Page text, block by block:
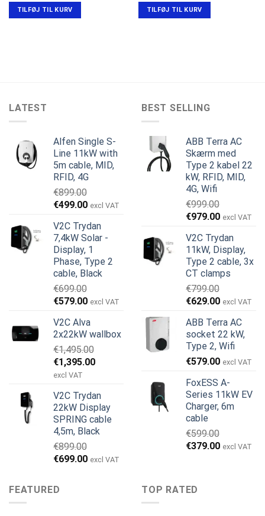
pris
var:
€659.00.€549.00.
TILFØJ TIL KURV TILFØJ TIL KURV
LATEST
Alfen Single S-
Line 11kW with
5m cable, MID,
RFID, 4G
€899.00
Den
pris
var:
€899.00.
€499.00Den
pris
er:
€499.00.
excl VAT
V2C Trydan
7,4kW Solar -
Display, 1
Phase, Type 2
cable, Black
€699.00
Den
pris
var:
€699.00.
€579.00Den
pris
er:
€579.00.
excl VAT
V2C Alva
2x22kW wallbox
€1,495.00
Den
oprindelige
var:
€1,495.00.
€1,395.00Den
er:
€1,395.00.
excl VAT
V2C Trydan
22kW Display
SPRING cable
4,5m, Black
€899.00
Den
var:
€699.00Den
excl VAT
BEST SELLING
ABB Terra AC
Skærm med
Type 2 kabel 22
kW, RFID, MID,
4G, Wifi
€999.00
Den
pris
var:
€999.00.
€979.00Den
pris
er:
€979.00.
excl VAT
V2C Trydan
11kW, Display,
Type 2 cable, 3x
CT clamps
€799.00
Den
pris
var:
€799.00.
€629.00Den
pris
er:
€629.00.
excl VAT
ABB Terra AC
socket 22 kW,
Type 2, Wifi
€579.00 excl VAT
FoxESS A-
Series 11kW EV
Charger, 6m
cable
€599.00
Den
€599.00.
€379.00Den
excl VAT
FEATURED TOP RATED